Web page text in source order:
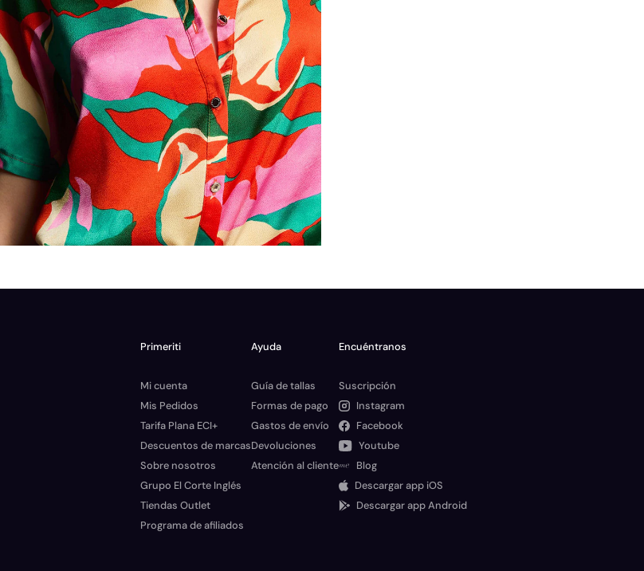
Primeriti
Mi cuenta
Mis Pedidos
Tarifa Plana ECI+
Descuentos de marcas
Sobre nosotros
Grupo El Corte Inglés
Tiendas Outlet
Programa de afiliados
Ayuda
Guía de tallas
Formas de pago
Gastos de envío
Devoluciones
Atención al cliente
Encuéntranos
Suscripción
Instagram
Facebook
Youtube
Blog
Descargar app iOS
Descargar app Android